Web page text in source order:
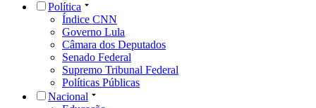
Política
Índice CNN
Governo Lula
Câmara dos Deputados
Senado Federal
Supremo Tribunal Federal
Políticas Públicas
Nacional